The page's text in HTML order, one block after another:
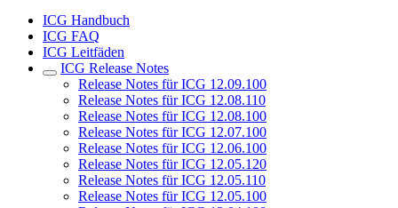
ICG Handbuch
ICG FAQ
ICG Leitfäden
ICG Release Notes
Release Notes für ICG 12.09.100
Release Notes für ICG 12.08.110
Release Notes für ICG 12.08.100
Release Notes für ICG 12.07.100
Release Notes für ICG 12.06.100
Release Notes für ICG 12.05.120
Release Notes für ICG 12.05.110
Release Notes für ICG 12.05.100